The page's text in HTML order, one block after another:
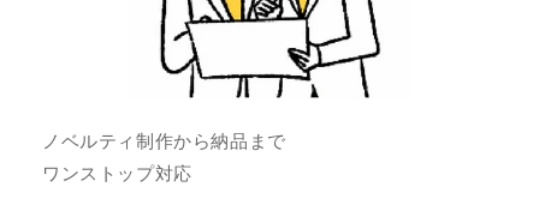
ノベルティ制作から納品まで
ワンストップ対応